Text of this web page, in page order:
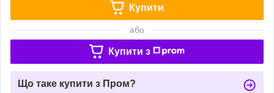
Купити
або
Купити з
Що таке купити з Пром?